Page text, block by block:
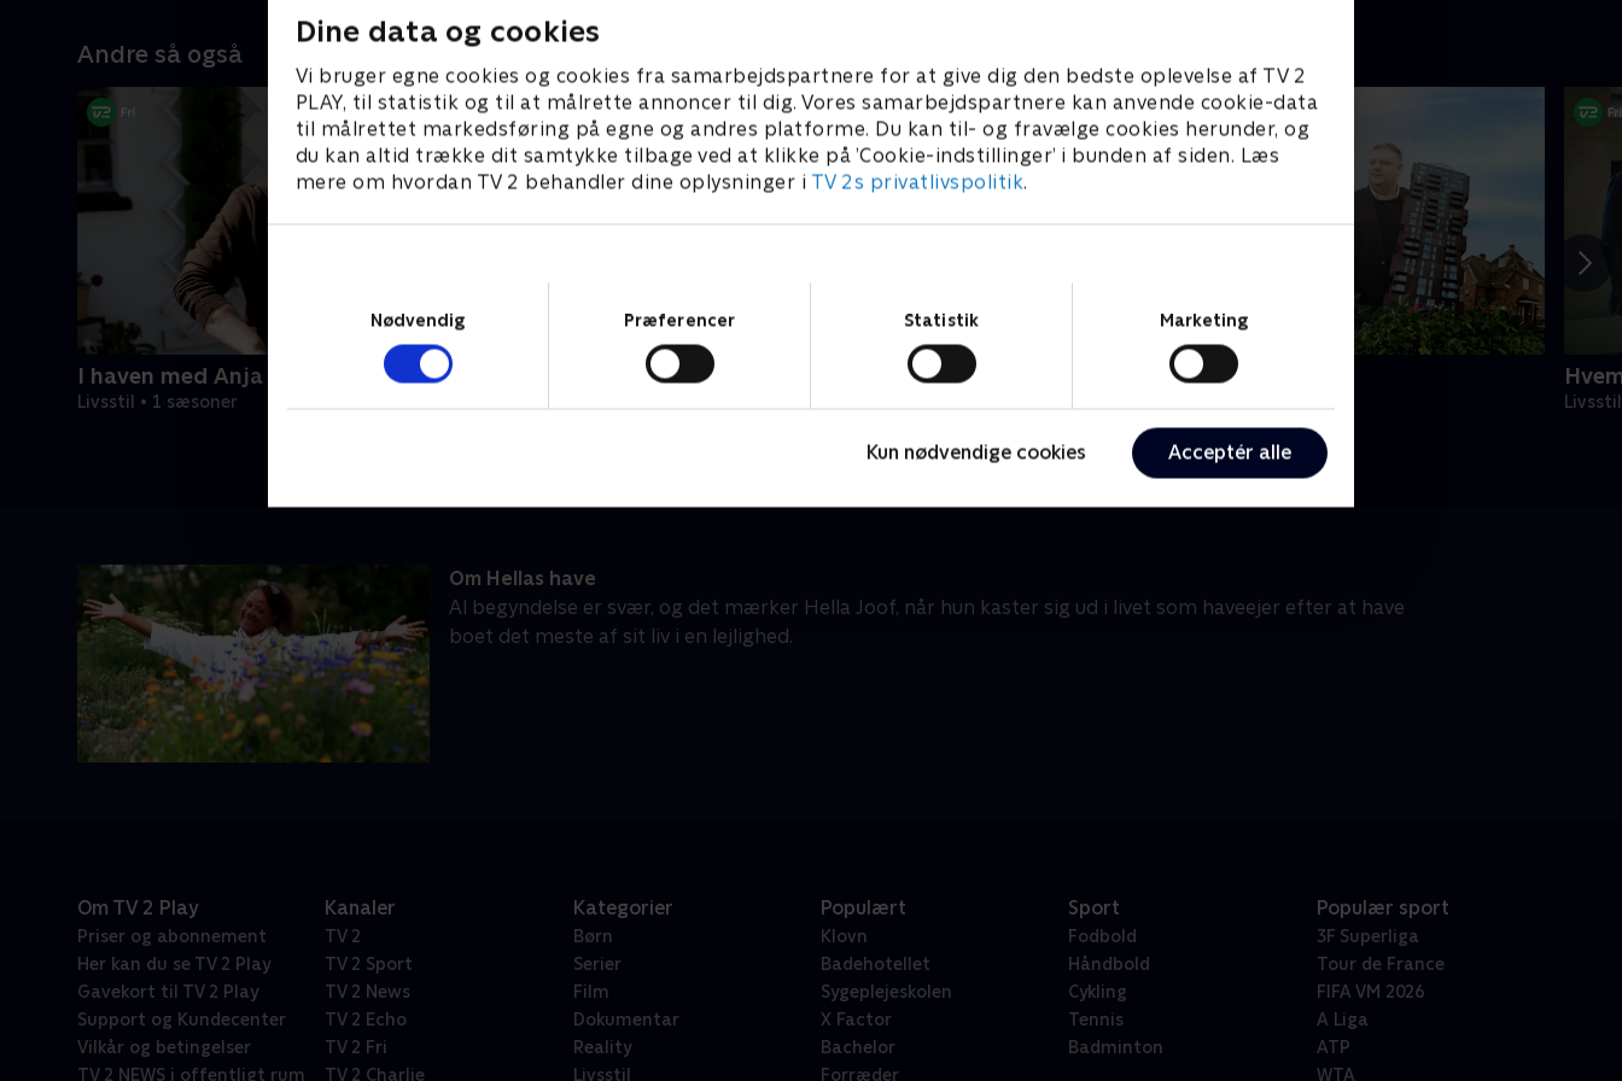
Dine data og cookies
Vi bruger egne cookies og cookies fra samarbejdspartnere for at give dig den bedste oplevelse af TV 2
PLAY, til statistik og til at målrette annoncer til dig. Vores samarbejdspartnere kan anvende cookie-data
til målrettet markedsføring på egne og andres platforme. Du kan til- og fravælge cookies herunder, og
du kan altid trække dit samtykke tilbage ved at klikke på ’Cookie-indstillinger’ i bunden af siden. Læs
mere om hvordan TV 2 behandler dine oplysninger i TV 2s privatlivspolitik.
Nødvendig
Præferencer Statistik Marketing
Kun nødvendige cookies Acceptér alle
Andre så også
I haven med Anja
Livsstil • 1 sæsoner
Hjemlig nemlig To ens - med Ingemann
Om Hellas have
Al begyndelse er svær, og det mærker Hella Joof, når hun kaster sig ud i livet som haveejer efter at have
boet det meste af sit liv i en lejlighed.
Om TV 2 Play
Priser og abonnement
Her kan du se TV 2 Play
Gavekort til TV 2 Play
Support og Kundecenter
Vilkår og betingelser
TV 2 NEWS i offentligt rum
Kanaler
TV 2
TV 2 Sport
TV 2 News
TV 2 Echo
TV 2 Fri
TV 2 Charlie
Kategorier
Børn
Serier
Film
Dokumentar
Reality
Livsstil
Populært
Klovn
Badehotellet
Sygeplejeskolen
X Factor
Bachelor
Forræder
Sport
Fodbold
Håndbold
Cykling
Tennis
Badminton
Populær sport
3F Superliga
Tour de France
FIFA VM 2026
A Liga
ATP
WTA